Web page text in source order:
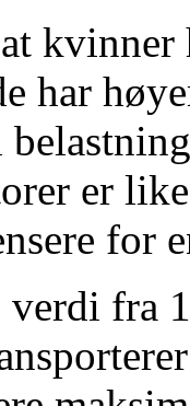
har
er
for
verdi fra